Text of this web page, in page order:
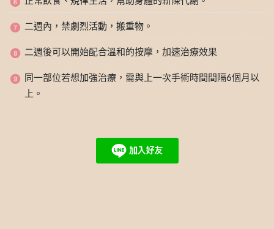
二週內，禁劇烈活動，搬重物。
二週後可以開始配合溫和的按摩，加速治療效果
同一部位若想加強治療，需與上一次手術時間間隔6個月以
上。